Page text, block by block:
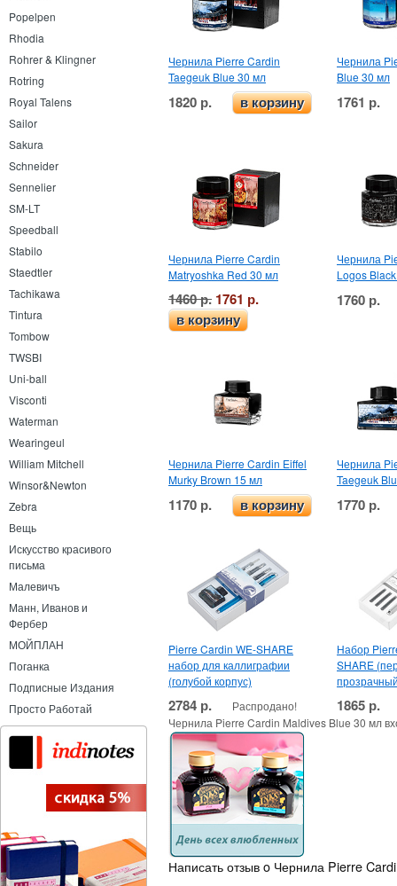
Popelpen
Rhodia
Rohrer & Klingner
Rotring
Royal Talens
Sailor
Sakura
Schneider
Sennelier
SM-LT
Speedball
Stabilo
Staedtler
Tachikawa
Tintura
Tombow
TWSBI
Uni-ball
Visconti
Waterman
Wearingeul
William Mitchell
Winsor&Newton
Zebra
Вещь
Искусство красивого
письма
Малевичъ
Манн, Иванов и
Фербер
МОЙПЛАН
Поганка
Подписные Издания
Просто Работай
Чернила Pierre Cardin
Taegeuk Blue 30 мл
1820 р. в корзину
Чернила
Blue 30 мл
1761 р.
Чернила Pierre Cardin
Matryoshka Red 30 мл
1460 р. 1761 р.
в корзину
Чернила
Logos
1760 р.
Чернила Pierre Cardin Eiffel
Murky Brown 15 мл
1170 р. в корзину
Чернила
Taegeuk
1770 р.
Pierre Cardin WE-SHARE
набор для каллиграфии
(голубой корпус)
2784 р. Распродано!
Набор
SHARE
1865 р.
Чернила Pierre Cardin Maldives Blue 30 мл
Написать отзыв o Чернила Pierre